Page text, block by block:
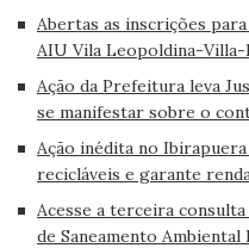
Abertas as inscrições
AIU Vila Leopoldina-Villa-
Ação da Prefeitura leva
se manifestar sobre o
Ação inédita no
recicláveis e garante
Acesse a terceira
de Saneamento